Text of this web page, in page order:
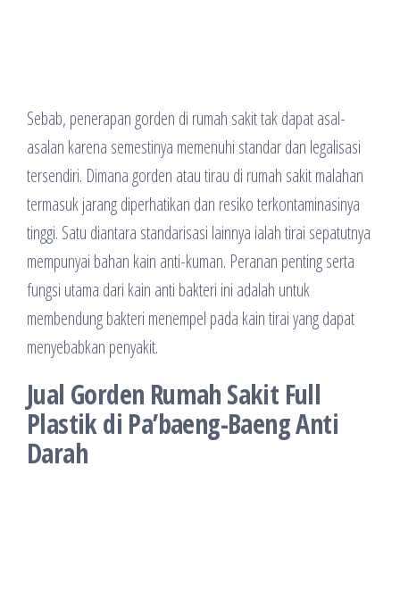
Sebab, penerapan gorden di rumah sakit tak dapat asal-
asalan karena semestinya memenuhi standar dan legalisasi
tersendiri. Dimana gorden atau tirau di rumah sakit malahan
termasuk jarang diperhatikan dan resiko terkontaminasinya
tinggi. Satu diantara standarisasi lainnya ialah tirai sepatutnya
mempunyai bahan kain anti-kuman. Peranan penting serta
fungsi utama dari kain anti bakteri ini adalah untuk
membendung bakteri menempel pada kain tirai yang dapat
menyebabkan penyakit.
Jual Gorden Rumah Sakit Full
Plastik di Pa’baeng-Baeng Anti
Darah